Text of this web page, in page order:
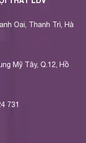
Oai, Thanh Trì, Hà
Mỹ Tây, Q.12, Hồ
731